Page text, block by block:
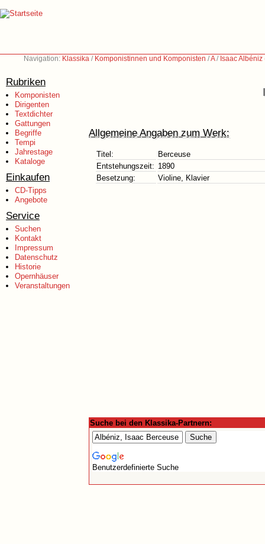
Navigation: Klassika / Komponistinnen und Komponisten /A/ Isaac
Rubriken
Komponisten
Dirigenten
Textdichter
Gattungen
Begriffe
Tempi
Jahrestage
Kataloge
Einkaufen
CD-Tipps
Angebote
Service
Suchen
Kontakt
Impressum
Datenschutz
Historie
Opernhäuser
Veranstaltungen
Allgemeine Angaben zum Werk:
Titel:
Berceuse
Entstehungszeit: 1890
Besetzung:
Violine, Klavier
Suche bei den Klassika-Partnern:
Benutzerdefinierte Suche